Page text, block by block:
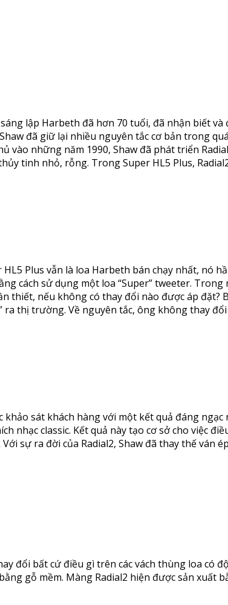
lập Harbeth đã hơn 70 tuổi, đã nhận biết
đã giữ lại nhiều nguyên tắc cơ bản trong
vào những năm 1990, Shaw đã phát triển
tinh nhỏ, rỗng. Trong Super HL5 Plus,
Plus vẫn là loa Harbeth bán chạy nhất, nó
cách sử dụng một loa “Super” tweeter.
thiết, nếu không có thay đổi nào được áp đặt?
ra thị trường. Về nguyên tắc, ông không thay
khảo sát khách hàng với một kết quả đáng
nhạc classic. Kết quả này tạo cơ sở cho việc
sự ra đời của Radial2, Shaw đã thay thế
đổi bất cứ điều gì trên các vách thùng loa có
gỗ mềm. Màng Radial2 hiện được sản